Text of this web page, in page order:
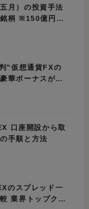
月）の投資手法
柄 ※150億円投
”仮想通貨FXの
華ボーナスが決
口座開設から取
手順と方法
のスプレッド一
業界トップクラ
談者が株トレ
ワケ